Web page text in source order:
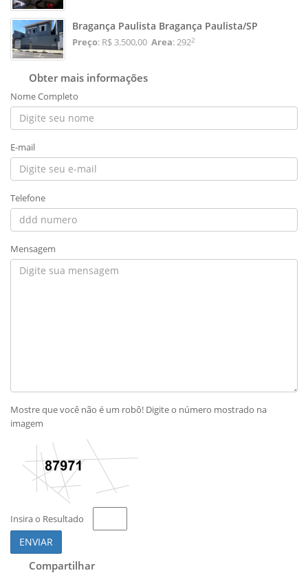
Bragança Paulista Bragança Paulista/SP
Preço: R$ 3.500,00 Area: 2922
Obter mais informações
Nome Completo
E-mail
Telefone
Mensagem
Mostre que você não é um robô! Digite o número mostrado na
imagem
Insira o Resultado
ENVIAR
Compartilhar